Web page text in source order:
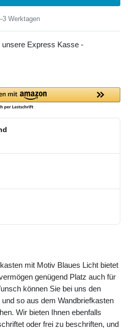
Werktagen
unsere Express Kasse -
mit Motiv Blaues Licht bietet
genügend Platz auch für
können Sie bei uns den
so aus dem Wandbriefkasten
Wir bieten Ihnen ebenfalls
oder frei zu beschriften, und